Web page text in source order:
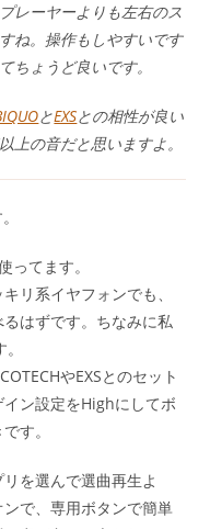
レーヤーよりも左右のス
ね。操作もしやすいです
ちょうど良いです。
とEXSとの相性が良い
上の音だと思いますよ。
ってます。
リ系イヤフォンでも、
はずです。ちなみに私
やEXSとのセット
ン設定をHighにしてボ
す。
を選んで選曲再生よ
で、専用ボタンで簡単